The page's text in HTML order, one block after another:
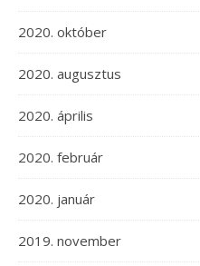
2020. október
2020. augusztus
2020. április
2020. február
2020. január
2019. november